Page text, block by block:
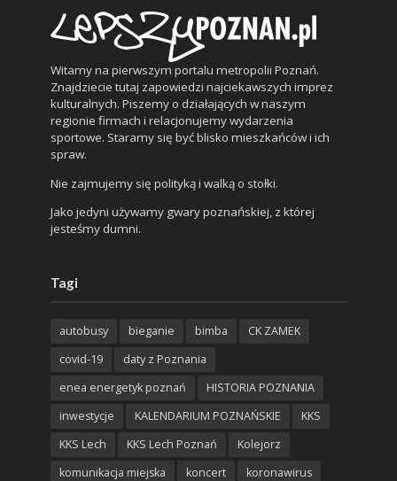
Witamy na pierwszym portalu metropolii Poznań.
Znajdziecie tutaj zapowiedzi najciekawszych imprez
kulturalnych. Piszemy o działających w naszym
regionie firmach i relacjonujemy wydarzenia
sportowe. Staramy się być blisko mieszkańców i ich
spraw.
Nie zajmujemy się polityką i walką o stołki.
Jako jedyni używamy gwary poznańskiej, z której
jesteśmy dumni.
Tagi
autobusy bieganie bimba
CK ZAMEK
covid-19
daty z Poznania
enea energetyk poznań
HISTORIA POZNANIA
inwestycje
KALENDARIUM POZNAŃSKIE
KKS
KKS Lech
KKS Lech Poznań
Kolejorz
komunikacja miejska
koncert
koronawirus